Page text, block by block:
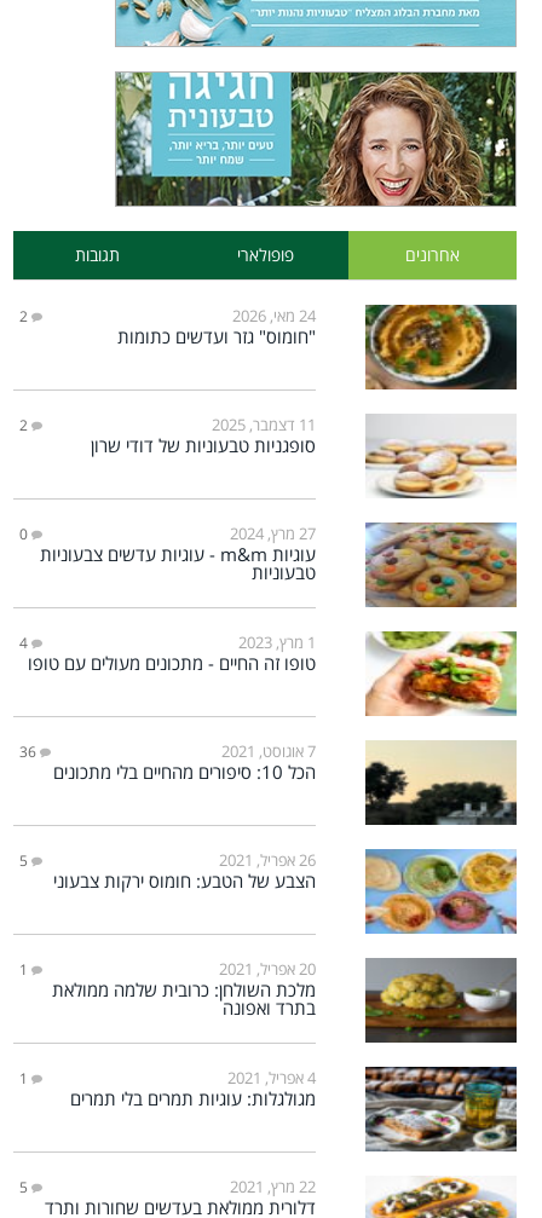
אחרונים פופולארי תגובות
24 מאי, 2026 2
"חומוס" גזר ועדשים כתומות
11 דצמבר, 2025 2
סופגניות טבעוניות של דודי שרון
27 מרץ, 2024 0
עוגיות m&m - עוגיות עדשים צבעוניות
טבעוניות
1 מרץ, 2023 4
טופו זה החיים - מתכונים מעולים עם טופו
7 אוגוסט, 2021 36
הכל 10: סיפורים מהחיים בלי מתכונים
26 אפריל, 2021 5
הצבע של הטבע: חומוס ירקות צבעוני
20 אפריל, 2021 1
מלכת השולחן: כרובית שלמה ממולאת
בתרד ואפונה
4 אפריל, 2021 1
מגולגלות: עוגיות תמרים בלי תמרים
22 מרץ, 2021 5
דלורית ממולאת בעדשים שחורות ותרד